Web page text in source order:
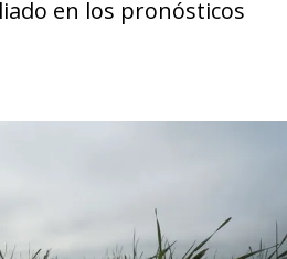
en los pronósticos